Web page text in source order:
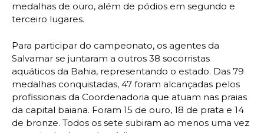
medalhas de ouro, além de pódios em segundo e
terceiro lugares.
Para participar do campeonato, os agentes da
Salvamar se juntaram a outros 38 socorristas
aquáticos da Bahia, representando o estado. Das 79
medalhas conquistadas, 47 foram alcançadas pelos
profissionais da Coordenadoria que atuam nas praias
da capital baiana. Foram 15 de ouro, 18 de prata e 14
de bronze. Todos os sete subiram ao menos uma vez